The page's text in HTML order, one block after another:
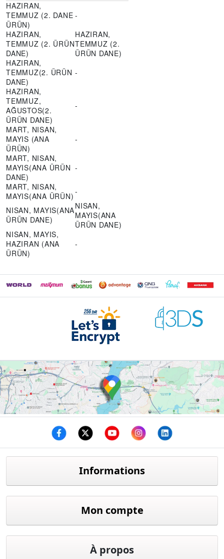
HAZIRAN,
TEMMUZ (2. DANE
ÜRÜN)
-
HAZIRAN,
TEMMUZ (2. ÜRÜN
DANE)
HAZIRAN,
TEMMUZ (2.
ÜRÜN DANE)
HAZIRAN,
TEMMUZ(2. ÜRÜN
DANE)
-
HAZIRAN,
TEMMUZ,
AĞUSTOS(2.
ÜRÜN DANE)
-
MART, NISAN,
MAYIS (ANA
ÜRÜN)
-
MART, NISAN,
MAYIS(ANA ÜRÜN
DANE)
-
MART, NISAN,
MAYIS(ANA ÜRÜN) -
NISAN, MAYIS(ANA
ÜRÜN DANE)
NISAN,
MAYIS(ANA
ÜRÜN DANE)
NISAN, MAYIS,
HAZIRAN (ANA
ÜRÜN)
-
Informations
Mon compte
À propos